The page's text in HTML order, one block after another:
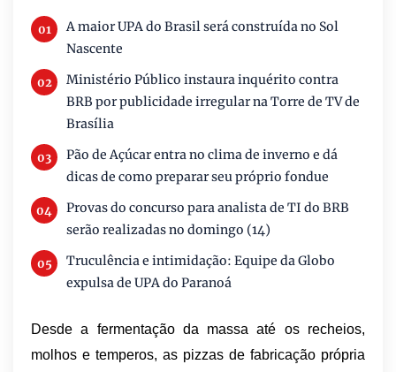
A maior UPA do Brasil será construída no Sol
Nascente
Ministério Público instaura inquérito contra
BRB por publicidade irregular na Torre de TV de
Brasília
Pão de Açúcar entra no clima de inverno e dá
dicas de como preparar seu próprio fondue
Provas do concurso para analista de TI do BRB
serão realizadas no domingo (14)
Truculência e intimidação: Equipe da Globo
expulsa de UPA do Paranoá
Desde a fermentação da massa até os recheios,
molhos e temperos, as pizzas de fabricação própria